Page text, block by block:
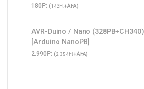
180Ft (142Ft+ÁFA)
AVR-Duino / Nano (328PB+CH340)
[Arduino NanoPB]
2.990Ft (2.354Ft+ÁFA)